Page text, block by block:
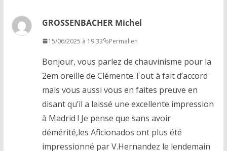
GROSSENBACHER Michel
15/06/2025 à 19:33 Permalien
Bonjour, vous parlez de chauvinisme pour la
2em oreille de Clémente.Tout à fait d’accord
mais vous aussi vous en faites preuve en
disant qu’il a laissé une excellente impression
à Madrid ! Je pense que sans avoir
démérité,les Aficionados ont plus été
impressionné par V.Hernandez le lendemain